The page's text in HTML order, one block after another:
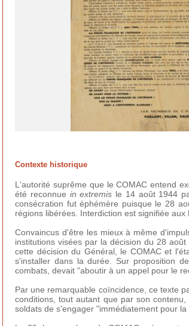
Contexte historique
L'autorité suprême que le COMAC entend
été reconnue in extremis le 14 août 1944
consécration fut éphémère puisque le 28
régions libérées. Interdiction est signifiée
Convaincus d'être les mieux à même
institutions visées par la décision du 28
cette décision du Général, le COMAC et
s'installer dans la durée. Sur proposition
combats, devait "aboutir à un appel pour le
Par une remarquable coïncidence, ce texte
conditions, tout autant que par son
soldats de s'engager "immédiatement pour